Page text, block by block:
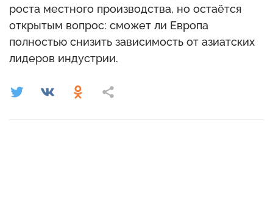
роста местного производства, но остаётся
открытым вопрос: сможет ли Европа
полностью снизить зависимость от азиатских
лидеров индустрии.